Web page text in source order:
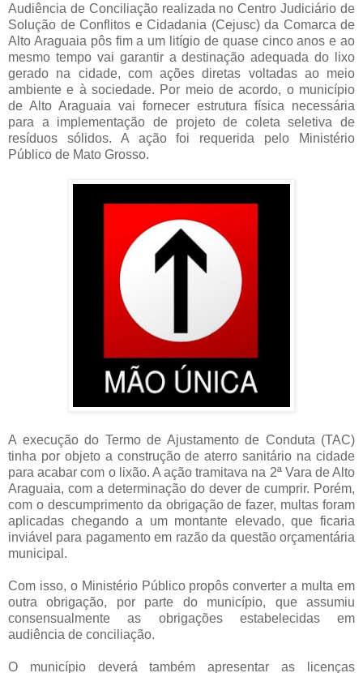
Audiência de Conciliação realizada no Centro Judiciário de
Solução de Conflitos e Cidadania (Cejusc) da Comarca de
Alto Araguaia pôs fim a um litígio de quase cinco anos e ao
mesmo tempo vai garantir a destinação adequada do lixo
gerado na cidade, com ações diretas voltadas ao meio
ambiente e à sociedade. Por meio de acordo, o município
de Alto Araguaia vai fornecer estrutura física necessária
para a implementação de projeto de coleta seletiva de
resíduos sólidos. A ação foi requerida pelo Ministério
Público de Mato Grosso.
A execução do Termo de Ajustamento de Conduta (TAC)
tinha por objeto a construção de aterro sanitário na cidade
para acabar com o lixão. A ação tramitava na 2ª Vara de Alto
Araguaia, com a determinação do dever de cumprir. Porém,
com o descumprimento da obrigação de fazer, multas foram
aplicadas chegando a um montante elevado, que ficaria
inviável para pagamento em razão da questão orçamentária
municipal.
Com isso, o Ministério Público propôs converter a multa em
outra obrigação, por parte do município, que assumiu
consensualmente as obrigações estabelecidas em
audiência de conciliação.
O município deverá também apresentar as licenças